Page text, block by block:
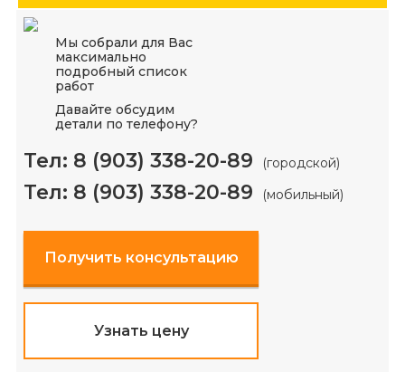
Мы собрали для Вас
максимально
подробный список
работ
Давайте обсудим
детали по телефону?
Тел: 8 (903) 338-20-89 (городской)
Тел: 8 (903) 338-20-89 (мобильный)
Получить консультацию
Узнать цену